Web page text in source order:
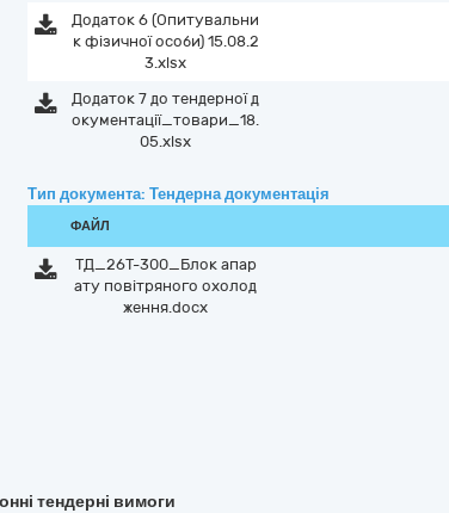
Додаток 6 (Опитувальни
к фізичної особи) 15.08.2
3.xlsx
Додаток 7 до тендерної д
окументації_товари_18.
05.xlsx
Тип документа: Тендерна документація
ФАЙЛ
ТД_26Т-300_Блок апар
ату повітряного охолод
ження.docx
тендерні вимоги